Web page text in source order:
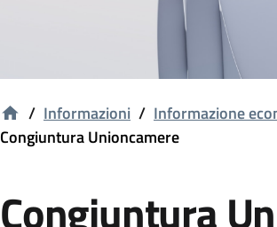
/ Informazioni / Informazione
Congiuntura Unioncamere
Congiuntura